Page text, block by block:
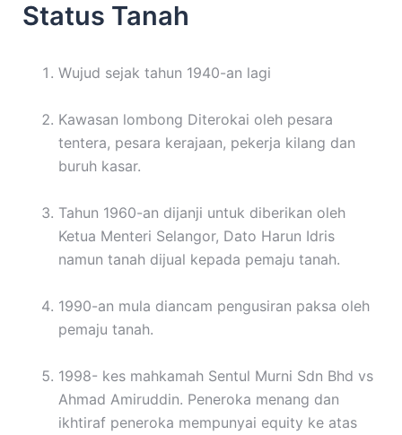
Status Tanah
Wujud sejak tahun 1940-an lagi
Kawasan lombong Diterokai oleh pesara
tentera, pesara kerajaan, pekerja kilang dan
buruh kasar.
Tahun 1960-an dijanji untuk diberikan oleh
Ketua Menteri Selangor, Dato Harun Idris
namun tanah dijual kepada pemaju tanah.
1990-an mula diancam pengusiran paksa oleh
pemaju tanah.
1998- kes mahkamah Sentul Murni Sdn Bhd vs
Ahmad Amiruddin. Peneroka menang dan
ikhtiraf peneroka mempunyai equity ke atas